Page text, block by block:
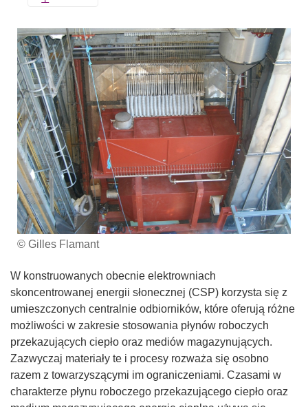
© Gilles Flamant
W konstruowanych obecnie elektrowniach
skoncentrowanej energii słonecznej (CSP) korzysta się z
umieszczonych centralnie odbiorników, które oferują różne
możliwości w zakresie stosowania płynów roboczych
przekazujących ciepło oraz mediów magazynujących.
Zazwyczaj materiały te i procesy rozważa się osobno
razem z towarzyszącymi im ograniczeniami. Czasami w
charakterze płynu roboczego przekazującego ciepło oraz